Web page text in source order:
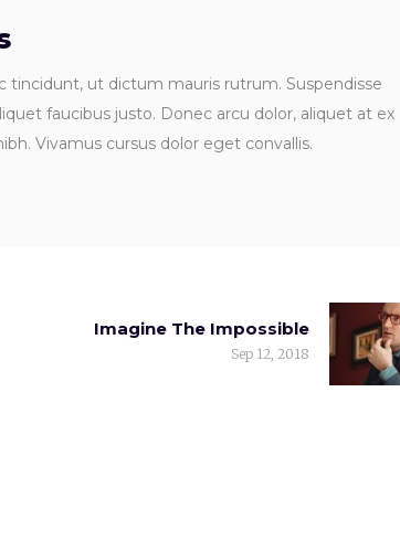
tincidunt, ut dictum mauris rutrum. Suspendisse
faucibus justo. Donec arcu dolor, aliquet at ex
Vivamus cursus dolor eget convallis.
Imagine The Impossible
Sep 12, 2018